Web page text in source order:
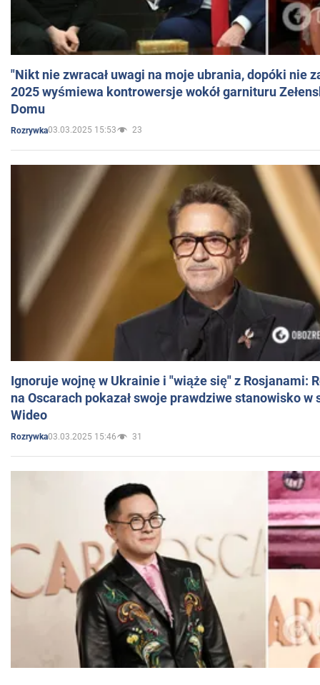
"Nikt nie zwracał uwagi na moje ubrania, dopóki nie
2025 wyśmiewa kontrowersje wokół garnituru
Domu
Rozrywka03.03.2025 15:53 23
Ignoruje wojnę w Ukrainie i "wiąże się" z Rosjanami:
na Oscarach pokazał swoje prawdziwe stanowisko w
Wideo
Rozrywka03.03.2025 15:46 31